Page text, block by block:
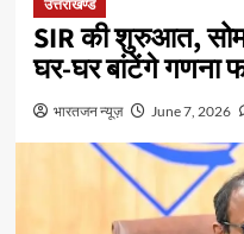
उत्तराखण्ड
SIR की शुरुआत,
घर-घर बांटेंगे गणना
भारतजन न्यूज़ June 7, 2026